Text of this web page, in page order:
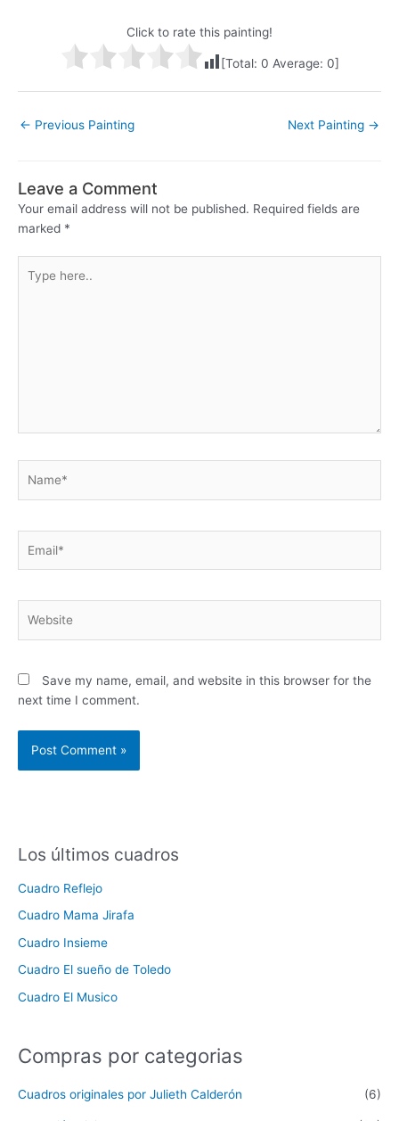
Click to rate this painting!
[Total: 0 Average: 0]
Post
← Previous Painting Next Painting →
Leave a Comment
Your email address will not be published. Required fields are
marked *
here..
Save my name, email, and website in this browser for the
next time I comment.
Los últimos cuadros
Cuadro Reflejo
Cuadro Mama Jirafa
Cuadro Insieme
Cuadro El sueño de Toledo
Cuadro El Musico
Compras por categorias
Cuadros originales por Julieth Calderón (6)